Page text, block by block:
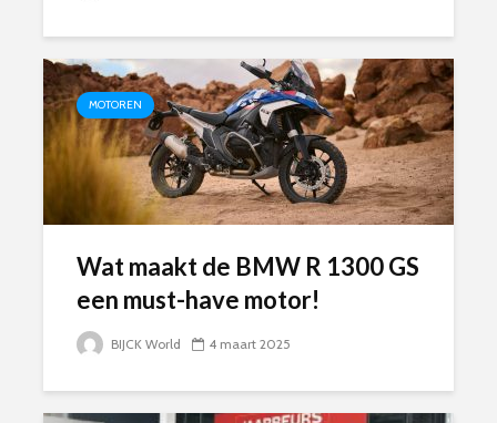
MOTOREN
Wat maakt de BMW R 1300 GS
een must-have motor!
BIJCK World 4 maart 2025